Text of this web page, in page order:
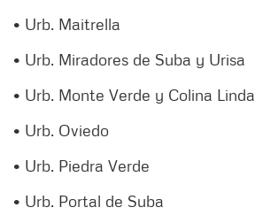
• Urb. Maitrella
• Urb. Miradores de Suba y Urisa
• Urb. Monte Verde y Colina Linda
• Urb. Oviedo
• Urb. Piedra Verde
• Urb. Portal de Suba